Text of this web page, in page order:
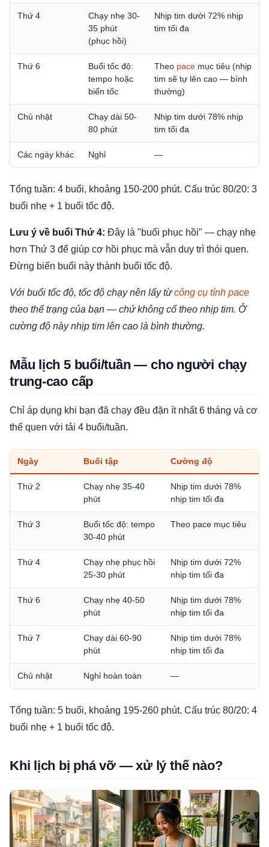
Thứ 4
Chạy nhẹ 30-
35 phút
(phục hồi)
Nhịp tim dưới 72% nhịp
tim tối đa
Thứ 6
Buổi tốc độ:
tempo hoặc
biến tốc
Theo pace mục tiêu (nhịp
tim sẽ tự lên cao — bình
thường)
Chủ nhật
Chạy dài 50-
80 phút
Nhịp tim dưới 78% nhịp
tim tối đa
Các ngày khác Nghỉ —
Tổng tuần: 4 buổi, khoảng 150-200 phút. Cấu trúc 80/20: 3
buổi nhẹ + 1 buổi tốc độ.
Lưu ý về buổi Thứ 4: Đây là "buổi phục hồi" — chạy nhẹ
hơn Thứ 3 để giúp cơ hồi phục mà vẫn duy trì thói quen.
Đừng biến buổi này thành buổi tốc độ.
Với buổi tốc độ, tốc độ chạy nên lấy từcông cụ tính pace
theo thể trạng của bạn — chứ không cố theo nhịp tim. Ở
cường độ này nhịp tim lên cao là bình thường.
Mẫu lịch 5 buổi/tuần — cho người chạy
trung-cao cấp
Chỉ áp dụng khi bạn đã chạy đều đặn ít nhất 6 tháng và cơ
thể quen với tải 4 buổi/tuần.
Ngày Buổi tập Cường độ
Thứ 2
Chạy nhẹ 35-40
phút
Nhịp tim dưới 78%
nhịp tim tối đa
Thứ 3
Buổi tốc độ: tempo
30-40 phút
Theo pace mục tiêu
Thứ 4
Chạy nhẹ phục hồi
25-30 phút
Nhịp tim dưới 72%
nhịp tim tối đa
Thứ 6
Chạy nhẹ 40-50
phút
Nhịp tim dưới 78%
nhịp tim tối đa
Thứ 7
Chạy dài 60-90
phút
Nhịp tim dưới 78%
nhịp tim tối đa
Chủ nhật Nghỉ hoàn toàn —
Tổng tuần: 5 buổi, khoảng 195-260 phút. Cấu trúc 80/20: 4
buổi nhẹ + 1 buổi tốc độ.
Khi lịch bị phá vỡ — xử lý thế nào?